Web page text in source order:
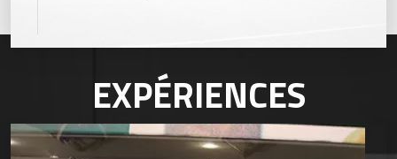
EXPÉRIENCES